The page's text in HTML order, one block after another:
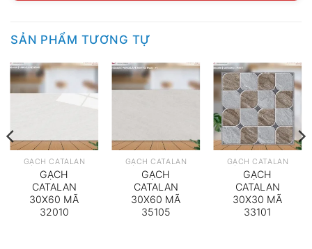
SẢN PHẨM TƯƠNG TỰ
GẠCH CATALAN
GẠCH
CATALAN
30X60 MÃ
32010
GẠCH CATALAN
GẠCH
CATALAN
30X60 MÃ
35105
GẠCH CATALAN
GẠCH
CATALAN
30X30 MÃ
33101